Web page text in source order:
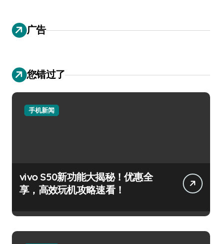
广告
您错过了
手机新闻
vivo S50新功能大揭秘！优惠全
享，高效玩机攻略速看！